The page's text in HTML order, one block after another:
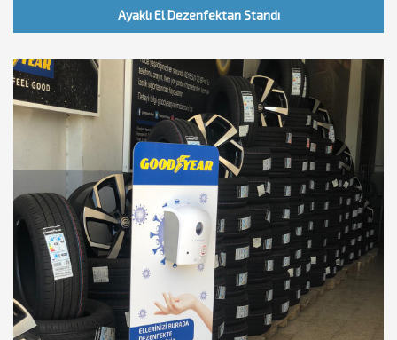
Ayaklı El Dezenfektan Standı